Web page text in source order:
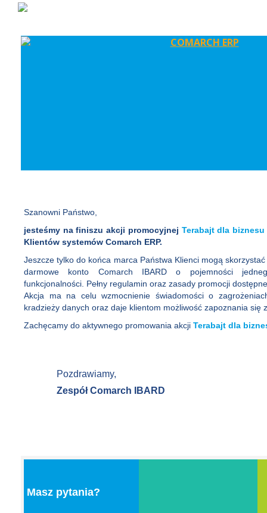
Szanowni Państwo,
jesteśmy na finiszu akcji promocyjnej Terabajt dla biznesu
Klientów systemów Comarch ERP.
Jeszcze tylko do końca marca Państwa Klienci mogą
darmowe konto Comarch IBARD o pojemności
funkcjonalności. Pełny regulamin oraz zasady promocji
Akcja ma na celu wzmocnienie świadomości o
kradzieży danych oraz daje klientom możliwość zapoznania się
Zachęcamy do aktywnego promowania akcji Terabajt dla
Pozdrawiamy,
Zespół Comarch IBARD
Masz pytania?